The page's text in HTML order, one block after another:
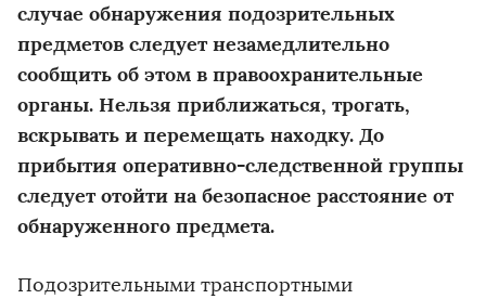
случае обнаружения подозрительных
предметов следует незамедлительно
сообщить об этом в правоохранительные
органы. Нельзя приближаться, трогать,
вскрывать и перемещать находку. До
прибытия оперативно-следственной группы
следует отойти на безопасное расстояние от
обнаруженного предмета.
Подозрительными транспортными